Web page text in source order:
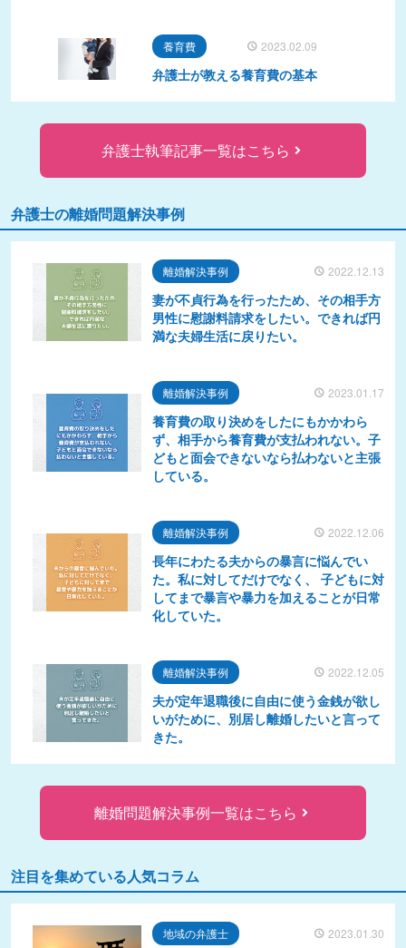
養育費 2023.02.09
弁護士が教える養育費の基本
弁護士執筆記事一覧はこちら
弁護士の離婚問題解決事例
離婚解決事例 2022.12.13
妻が不貞行為を行ったため、その相手方
男性に慰謝料請求をしたい。できれば円
満な夫婦生活に戻りたい。
離婚解決事例 2023.01.17
養育費の取り決めをしたにもかかわら
ず、相手から養育費が支払われない。子
どもと面会できないなら払わないと主張
している。
離婚解決事例 2022.12.06
長年にわたる夫からの暴言に悩んでい
た。私に対してだけでなく、 子どもに対
してまで暴言や暴力を加えることが日常
化していた。
離婚解決事例 2022.12.05
夫が定年退職後に自由に使う金銭が欲し
いがために、別居し離婚したいと言って
きた。
離婚問題解決事例一覧はこちら
注目を集めている人気コラム
地域の弁護士 2023.01.30